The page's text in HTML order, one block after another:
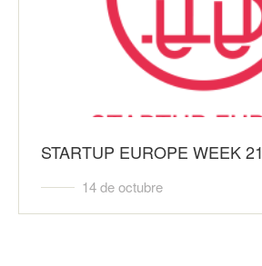
STARTUP EUROPE WEEK 21
14 de octubre